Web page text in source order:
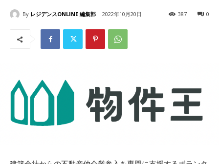
By レジデンスONLINE 編集部 2022年10月20日 0
387